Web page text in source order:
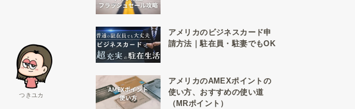
つきユカ
アメリカのビジネスカード申
請方法｜駐在員・駐妻でもOK
アメリカのAMEXポイントの
使い方、おすすめの使い道
（MRポイント）